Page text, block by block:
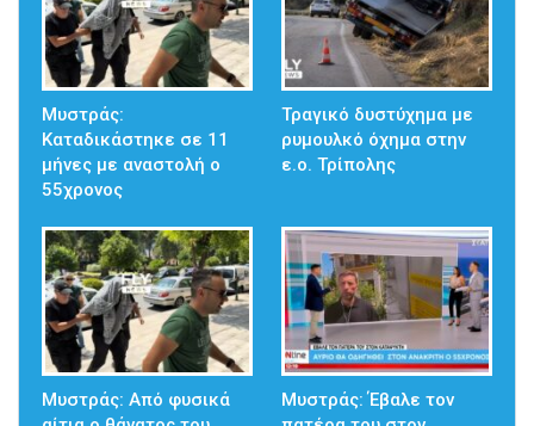
Μυστράς:
Καταδικάστηκε σε 11
μήνες με αναστολή ο
55χρονος
Τραγικό δυστύχημα με
ρυμουλκό όχημα στην
ε.ο. Τρίπολης
Μυστράς: Από φυσικά
Μυστράς: Έβαλε τον